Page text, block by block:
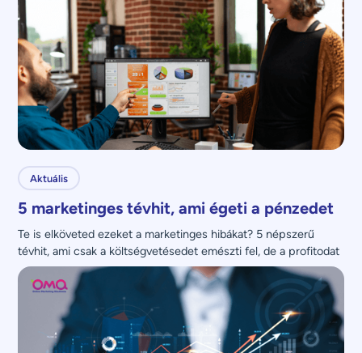
Aktuális
5 marketinges tévhit, ami égeti a pénzedet
Te is elköveted ezeket a marketinges hibákat? 5 népszerű
tévhit, ami csak a költségvetésedet emészti fel, de a profitodat
nem növeli.